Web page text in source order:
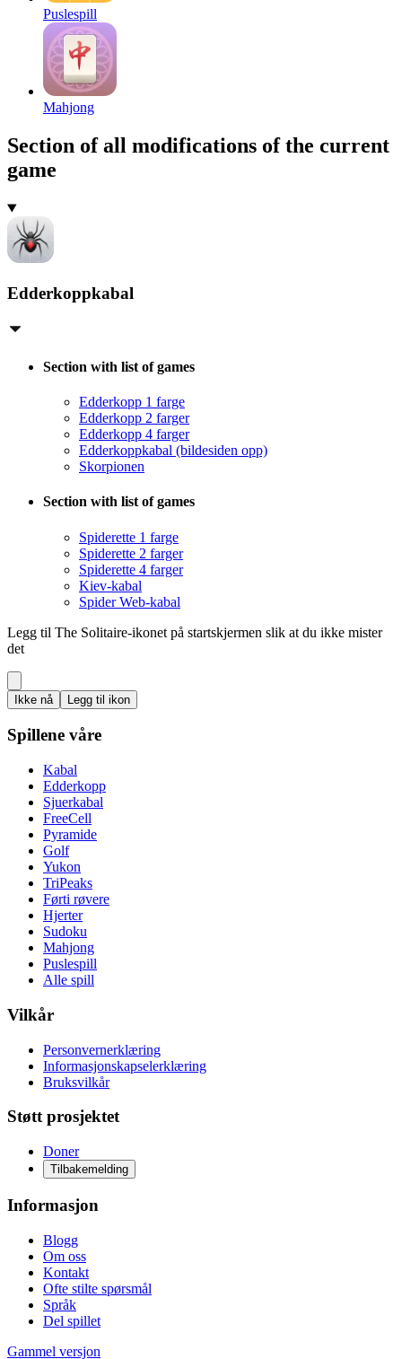
Puslespill
Mahjong
Section of all modifications of the current
game
Edderkoppkabal
Section with list of games
Edderkopp 1 farge
Edderkopp 2 farger
Edderkopp 4 farger
Edderkoppkabal (bildesiden opp)
Skorpionen
Section with list of games
Spiderette 1 farge
Spiderette 2 farger
Spiderette 4 farger
Kiev-kabal
Spider Web-kabal
Legg til The Solitaire-ikonet på startskjermen slik at du ikke mister
det
Ikke nå Legg til ikon
Spillene våre
Kabal
Edderkopp
Sjuerkabal
FreeCell
Pyramide
Golf
Yukon
TriPeaks
Førti røvere
Hjerter
Sudoku
Mahjong
Puslespill
Alle spill
Vilkår
Personvernerklæring
Informasjonskapselerklæring
Bruksvilkår
Støtt prosjektet
Doner
Tilbakemelding
Informasjon
Blogg
Om oss
Kontakt
Ofte stilte spørsmål
Språk
Del spillet
Gammel versjon